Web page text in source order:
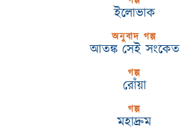
ইলোভাক
অনুবাদ গল্প
আতঙ্ক সেই সংকেত
গল্প
রোঁয়া
গল্প
মহাদ্রুম